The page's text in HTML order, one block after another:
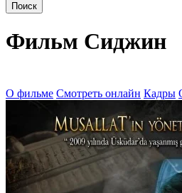
Поиск
Фильм Сиджин
О фильме Смотреть онлайн Кадры